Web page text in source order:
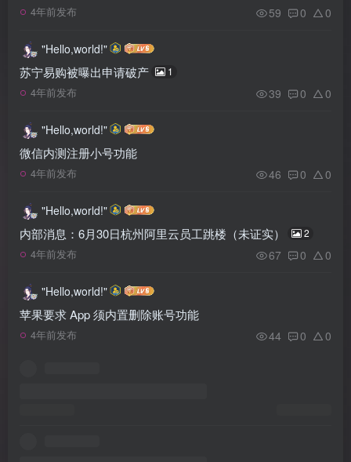
4年前发布 59 0 0
"Hello,world!"
苏宁易购被曝出申请破产 1
4年前发布 39 0 0
"Hello,world!"
微信内测注册小号功能
4年前发布 46 0 0
"Hello,world!"
内部消息：6月30日杭州阿里云员工跳楼（未证实） 2
4年前发布 67 0 0
"Hello,world!"
苹果要求 App 须内置删除账号功能
4年前发布 44 0 0